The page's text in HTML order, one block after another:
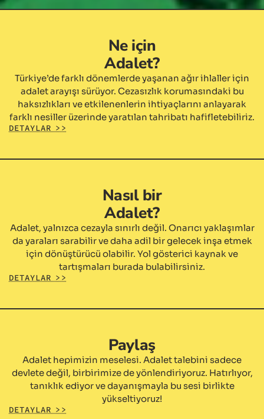
Ne için
Adalet?
Türkiye’de farklı dönemlerde yaşanan ağır ihlaller için
adalet arayışı sürüyor. Cezasızlık korumasındaki bu
haksızlıkları ve etkilenenlerin ihtiyaçlarını anlayarak
farklı nesiller üzerinde yaratılan tahribatı hafifletebiliriz.
DETAYLAR >>
Nasıl bir
Adalet?
Adalet, yalnızca cezayla sınırlı değil. Onarıcı yaklaşımlar
da yaraları sarabilir ve daha adil bir gelecek inşa etmek
için dönüştürücü olabilir. Yol gösterici kaynak ve
tartışmaları burada bulabilirsiniz.
DETAYLAR >>
Paylaş
Adalet hepimizin meselesi. Adalet talebini sadece
devlete değil, birbirimize de yönlendiriyoruz. Hatırlıyor,
tanıklık ediyor ve dayanışmayla bu sesi birlikte
yükseltiyoruz!
DETAYLAR >>